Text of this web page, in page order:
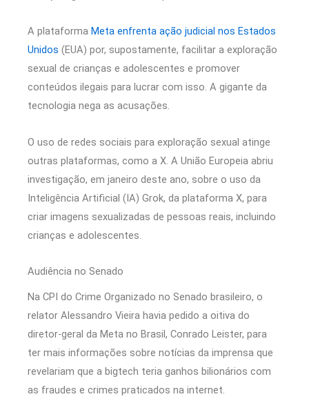
A plataforma Meta enfrenta ação judicial nos Estados
Unidos (EUA) por, supostamente, facilitar a exploração
sexual de crianças e adolescentes e promover
conteúdos ilegais para lucrar com isso. A gigante da
tecnologia nega as acusações.
O uso de redes sociais para exploração sexual atinge
outras plataformas, como a X. A União Europeia abriu
investigação, em janeiro deste ano, sobre o uso da
Inteligência Artificial (IA) Grok, da plataforma X, para
criar imagens sexualizadas de pessoas reais, incluindo
crianças e adolescentes.
Audiência no Senado
Na CPI do Crime Organizado no Senado brasileiro, o
relator Alessandro Vieira havia pedido a oitiva do
diretor-geral da Meta no Brasil, Conrado Leister, para
ter mais informações sobre notícias da imprensa que
revelariam que a bigtech teria ganhos bilionários com
as fraudes e crimes praticados na internet.